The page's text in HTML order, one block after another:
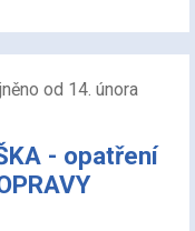
od 14. února
- opatření